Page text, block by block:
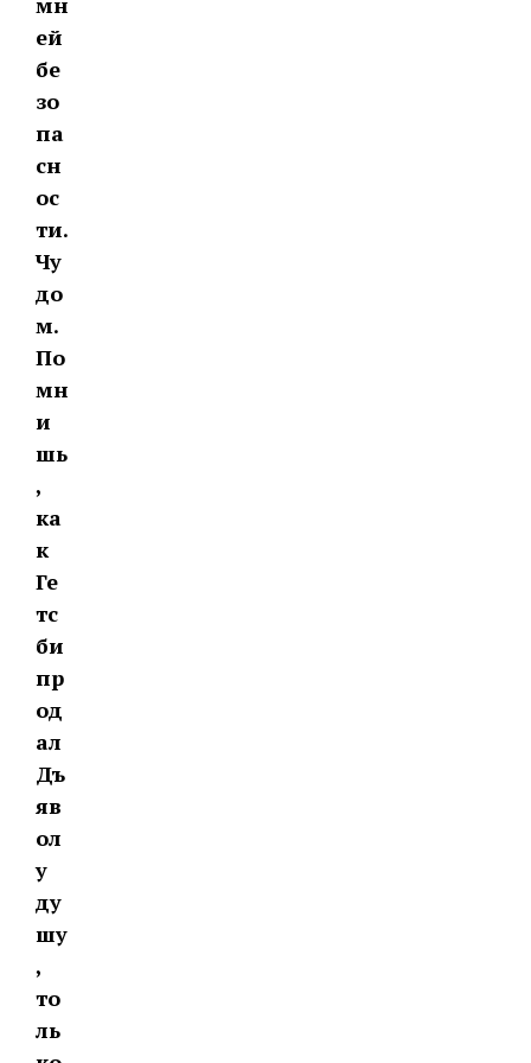
ей
бе
зо
па
сн
ос
ти.
Чу
до
м.
По
мн
и
шь
,
ка
к
Ге
тс
би
пр
од
ал
Дъ
яв
ол
у
ду
шу
,
то
ль